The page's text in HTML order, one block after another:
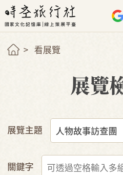
看展覽
展覽
展覽主題
關鍵字